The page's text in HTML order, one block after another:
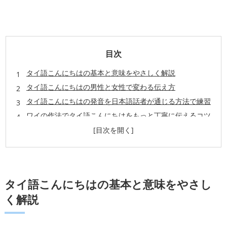
目次
タイ語こんにちはの基本と意味をやさしく解説
タイ語こんにちはの男性と女性で変わる伝え方
タイ語こんにちはの発音を日本語話者が通じる方法で練習
ワイの作法でタイ語こんにちはをもっと丁寧に伝えるコツ
旅行ですぐ使える！タイ語での挨拶と関連フレーズ
タイ語こんにちはの基本と意味をやさし
く解説